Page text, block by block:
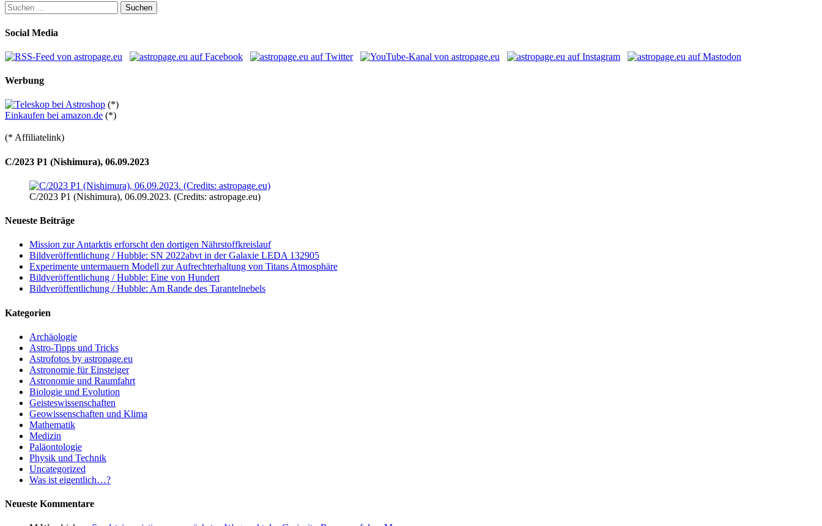
Suchen
nach:
Social Media
Werbung
(*)
Einkaufen bei amazon.de (*)
(* Affiliatelink)
C/2023 P1 (Nishimura), 06.09.2023
C/2023 P1 (Nishimura), 06.09.2023. (Credits: astropage.eu)
Neueste Beiträge
Mission zur Antarktis erforscht den dortigen Nährstoffkreislauf
Bildveröffentlichung / Hubble: SN 2022abvt in der Galaxie LEDA 132905
Experimente untermauern Modell zur Aufrechterhaltung von Titans Atmosphäre
Bildveröffentlichung / Hubble: Eine von Hundert
Bildveröffentlichung / Hubble: Am Rande des Tarantelnebels
Kategorien
Archäologie
Astro-Tipps und Tricks
Astrofotos by astropage.eu
Astronomie für Einsteiger
Astronomie und Raumfahrt
Biologie und Evolution
Geisteswissenschaften
Geowissenschaften und Klima
Mathematik
Medizin
Paläontologie
Physik und Technik
Uncategorized
Was ist eigentlich…?
Neueste Kommentare